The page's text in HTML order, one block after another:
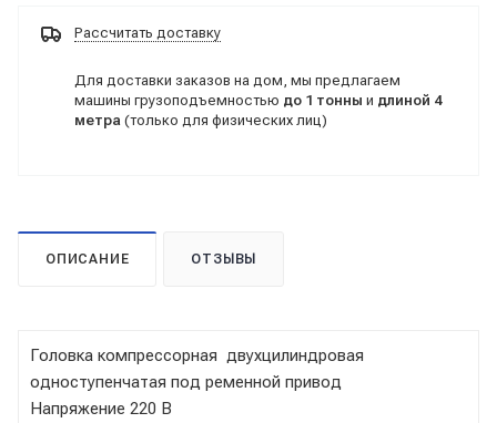
Рассчитать доставку
Для доставки заказов на дом, мы предлагаем
машины грузоподъемностью до 1 тонны и длиной 4
метра (только для физических лиц)
ОПИСАНИЕ ОТЗЫВЫ
Головка компрессорная двухцилиндровая
одноступенчатая под ременной привод
Напряжение 220 В